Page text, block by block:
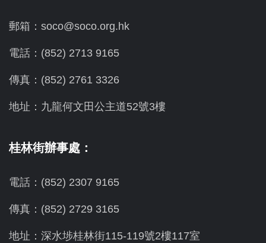
郵箱：soco@soco.org.hk
電話：(852) 2713 9165
傳真：(852) 2761 3326
地址：九龍何文田公主道52號3樓
桂林街辦事處：
電話：(852) 2307 9165
傳真：(852) 2729 3165
地址：深水埗桂林街115-119號2樓117室